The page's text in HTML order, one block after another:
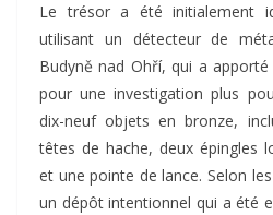
Le trésor a été initialement
utilisant un détecteur de
Budyně nad Ohří, qui a
pour une investigation plus
dix-neuf objets en bronze,
têtes de hache, deux épingles
et une pointe de lance. Selon
un dépôt intentionnel qui a été